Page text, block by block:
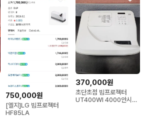
750,000원
[엘지]LG 빔프로젝터
HF85LA
370,000원
초단초점 빔프로젝터
UT400WI 4000안시